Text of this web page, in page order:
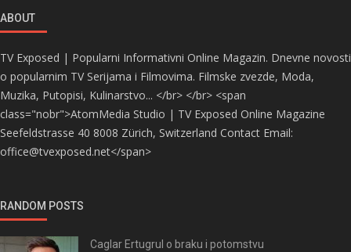
ABOUT
TV Exposed | Popularni Informativni Online Magazin. Dnevne novosti
o popularnim TV Serijama i Filmovima. Filmske zvezde, Moda,
Muzika, Putopisi, Kulinarstvo... </br> </br> <span
class="nobr">AtomMedia Studio | TV Exposed Online Magazine
Seefeldstrasse 40 8008 Zürich, Switzerland Contact Email:
office@tvexposed.net</span>
RANDOM POSTS
Caglar Ertugrul o braku i potomstvu